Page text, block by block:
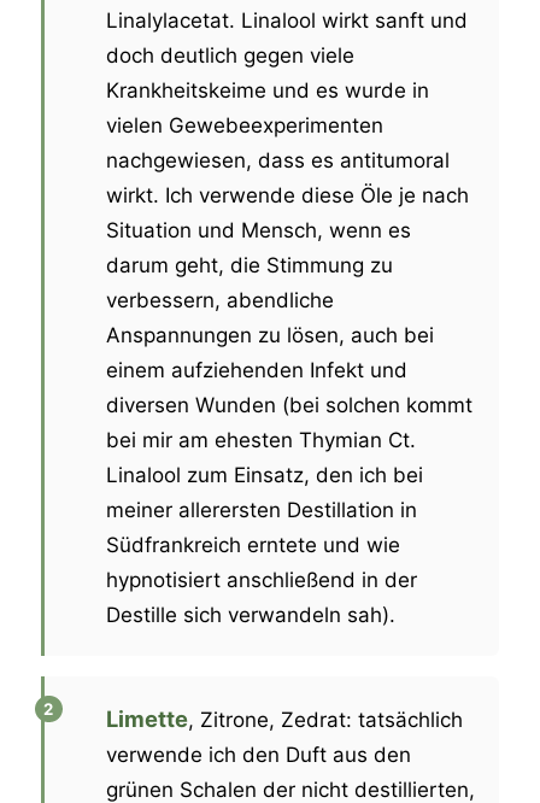
Linalylacetat. Linalool wirkt sanft und
doch deutlich gegen viele
Krankheitskeime und es wurde in
vielen Gewebeexperimenten
nachgewiesen, dass es antitumoral
wirkt. Ich verwende diese Öle je nach
Situation und Mensch, wenn es
darum geht, die Stimmung zu
verbessern, abendliche
Anspannungen zu lösen, auch bei
einem aufziehenden Infekt und
diversen Wunden (bei solchen kommt
bei mir am ehesten Thymian Ct.
Linalool zum Einsatz, den ich bei
meiner allerersten Destillation in
Südfrankreich erntete und wie
hypnotisiert anschließend in der
Destille sich verwandeln sah).
Limette, Zitrone, Zedrat: tatsächlich
verwende ich den Duft aus den
grünen Schalen der nicht destillierten,